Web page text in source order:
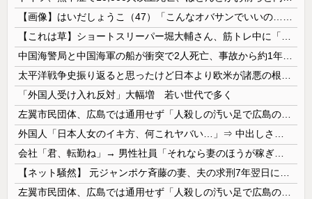
「外国人受け入れ反対」大幅増 若い世代で多く